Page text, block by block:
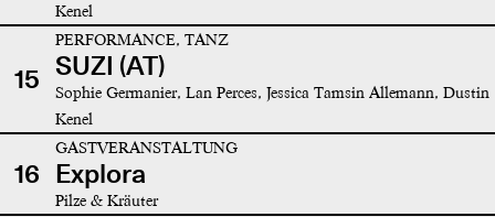
Kenel
15
PERFORMANCE, TANZ
SUZI (AT)
Sophie Germanier, Lan Perces, Jessica Tamsin Allemann, Dustin
Kenel
16
GASTVERANSTALTUNG
Explora
Pilze & Kräuter